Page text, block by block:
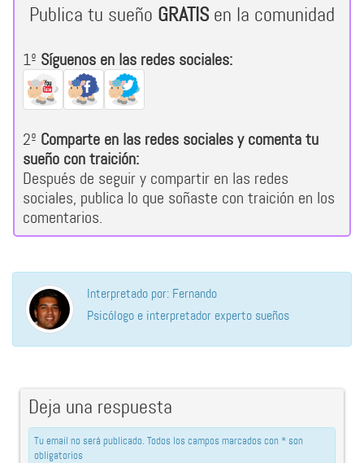
Publica tu sueño GRATISen la comunidad
1º Síguenos en las redes sociales:
2º Comparte en las redes sociales y comenta tu
sueño con traición:
Después de seguir y compartir en las redes
sociales, publica lo que soñaste con traición en los
comentarios.
Interpretado por: Fernando
Psicólogo e interpretador experto sueños
Deja una respuesta
Tu email no será publicado. Todos los campos marcados con * son
obligatorios